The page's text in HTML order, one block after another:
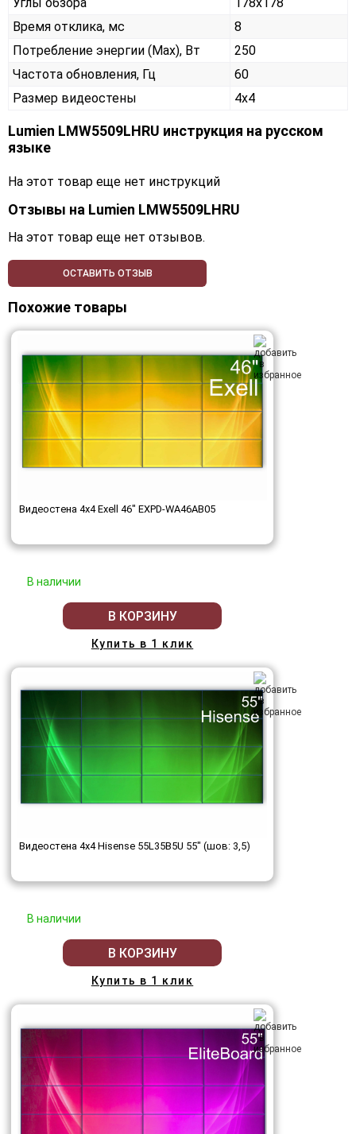
Углы обзора
178x178
Время отклика, мс
8
Потребление энергии (Max), Вт
250
Частота обновления, Гц
60
Размер видеостены
4x4
Lumien LMW5509LHRU инструкция на русском
языке
На этот товар еще нет инструкций
Отзывы на Lumien LMW5509LHRU
На этот товар еще нет отзывов.
ОСТАВИТЬ ОТЗЫВ
Похожие товары
Видеостена 4x4 Exell 46" EXPD-WA46AB05
В наличии
В КОРЗИНУ
Купить в 1 клик
Видеостена 4x4 Hisense 55L35B5U 55" (шов: 3,5)
В наличии
В КОРЗИНУ
Купить в 1 клик